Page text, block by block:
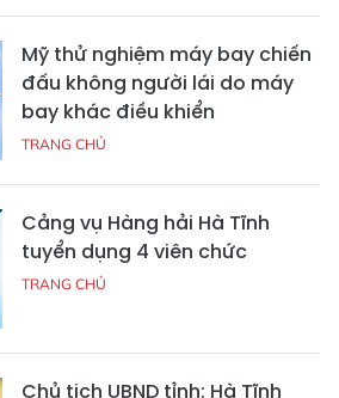
Mỹ thử nghiệm máy bay chiến
đấu không người lái do máy
bay khác điều khiển
TRANG CHỦ
Cảng vụ Hàng hải Hà Tĩnh
tuyển dụng 4 viên chức
TRANG CHỦ
Chủ tịch UBND tỉnh: Hà Tĩnh